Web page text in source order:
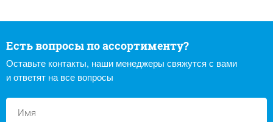
Есть вопросы по ассортименту?
Оставьте контакты, наши менеджеры свяжутся с вами
и ответят на все вопросы